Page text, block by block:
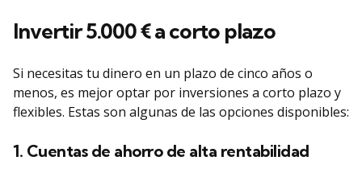
Invertir 5.000 € a corto plazo
Si necesitas tu dinero en un plazo de cinco años o
menos, es mejor optar por inversiones a corto plazo y
flexibles. Estas son algunas de las opciones disponibles:
1. Cuentas de ahorro de alta rentabilidad